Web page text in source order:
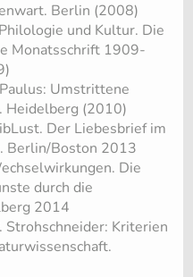
Berlin (2008)
und Kultur. Die
Monatsschrift 1909-
Umstrittene
Heidelberg (2010)
Der Liebesbrief im
Berlin/Boston 2013
Die
durch die
2014
Strohschneider: Kriterien